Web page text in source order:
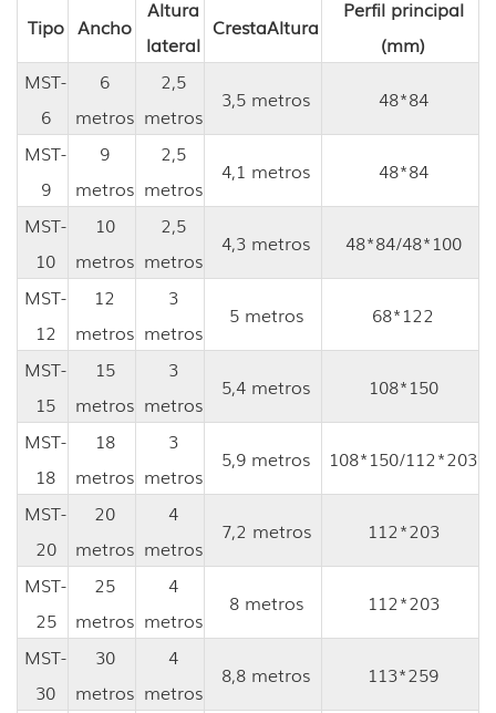
Tipo Ancho
Altura
lateral
CrestaAltura
Perfil principal
(mm)
MST-
6
6
metros
2,5
metros
3,5 metros 48*84
MST-
9
9
metros
2,5
metros
4,1 metros 48*84
MST-
10
10
metros
2,5
metros
4,3 metros 48*84/48*100
MST-
12
12
metros
3
metros
5 metros 68*122
MST-
15
15
metros
3
metros
5,4 metros 108*150
MST-
18
18
metros
3
metros
5,9 metros 108*150/112*203
MST-
20
20
metros
4
metros
7,2 metros 112*203
MST-
25
25
metros
4
metros
8 metros 112*203
MST-
30
30
metros
4
metros
8,8 metros 113*259